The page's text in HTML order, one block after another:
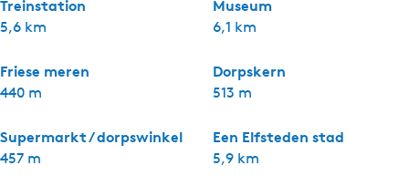
Treinstation
5,6 km
Museum
6,1 km
Friese meren
440 m
Dorpskern
513 m
Supermarkt / dorpswinkel
457 m
Een Elfsteden stad
5,9 km